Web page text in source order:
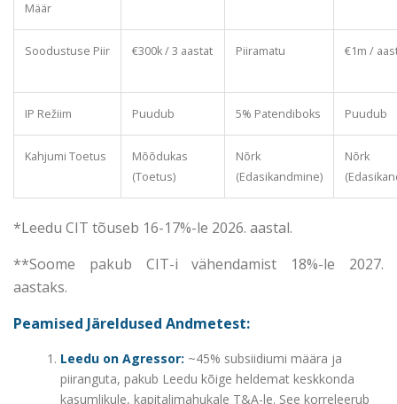
Määr
Soodustuse Piir €300k / 3 aastat Piiramatu €1m /
IP Režiim Puudub 5% Patendiboks Puudub
Kahjumi Toetus
Mõõdukas
(Toetus)
Nõrk
(Edasikandmine)
Nõrk
*Leedu CIT tõuseb 16-17%-le 2026. aastal.
**Soome pakub CIT-i vähendamist 18%-le 2027.
aastaks.
Peamised Järeldused Andmetest:
Leedu on Agressor: ~45% subsiidiumi määra ja
piiranguta, pakub Leedu kõige heldemat keskkonda
kasumlikule, kapitalimahukale T&A-le. See korreleerub